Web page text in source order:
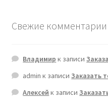
Свежие комментарии
Владимир к записи
admin к записиЗаказать
Алексей к записи